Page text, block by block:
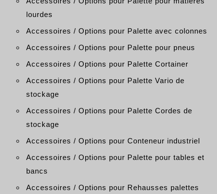
lourdes
Accessoires / Options pour Palette avec colonnes
Accessoires / Options pour Palette pour pneus
Accessoires / Options pour Palette Cortainer
Accessoires / Options pour Palette Vario de
stockage
Accessoires / Options pour Palette Cordes de
stockage
Accessoires / Options pour Conteneur industriel
Accessoires / Options pour Palette pour tables et
bancs
Accessoires / Options pour Rehausses palettes